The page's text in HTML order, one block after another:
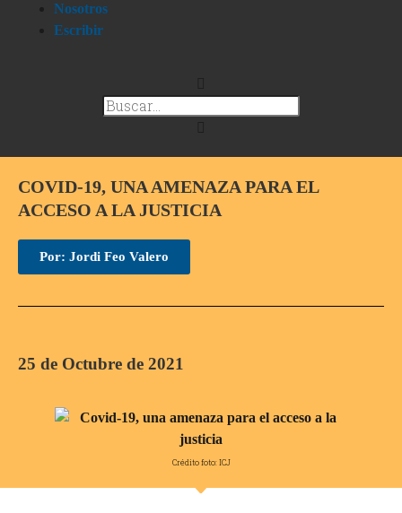
Nosotros
Escribir
COVID-19, UNA AMENAZA PARA EL
ACCESO A LA JUSTICIA
Por: Jordi Feo Valero
25 de Octubre de 2021
Crédito foto: ICJ